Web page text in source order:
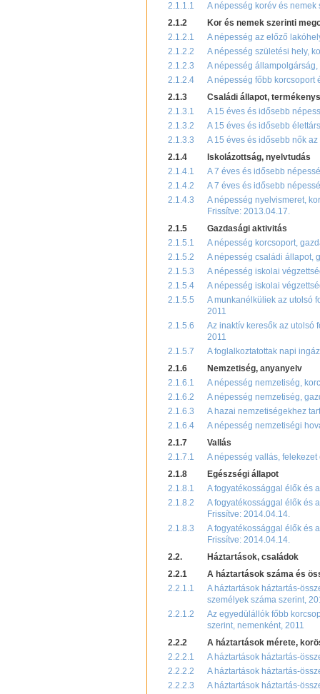
2.1.1.1
A népesség korév és
2.1.2
Kor és nemek szerinti
2.1.2.1
A népesség az előző
2.1.2.2
A népesség születési hely,
2.1.2.3
A népesség
2.1.2.4
A népesség főbb korcsoport
2.1.3
Családi állapot,
2.1.3.1
A 15 éves és idősebb
2.1.3.2
A 15 éves és idősebb
2.1.3.3
A 15 éves és idősebb nők
2.1.4
Iskolázottság, nyelvtudás
2.1.4.1
A 7 éves és idősebb
2.1.4.2
A 7 éves és idősebb
2.1.4.3
A népesség nyelvismeret,
Frissítve: 2013.04.17.
2.1.5
Gazdasági aktivitás
2.1.5.1
A népesség korcsoport,
2.1.5.2
A népesség családi állapot,
2.1.5.3
A népesség iskolai
2.1.5.4
A népesség iskolai
2.1.5.5
A munkanélküliek az utolsó
2011
2.1.5.6
Az inaktív keresők az utolsó
2011
2.1.5.7
A foglalkoztatottak napi
2.1.6
Nemzetiség, anyanyelv
2.1.6.1
A népesség nemzetiség,
2.1.6.2
A népesség nemzetiség,
2.1.6.3
A hazai nemzetiségekhez
2.1.6.4
A népesség nemzetiségi
2.1.7
Vallás
2.1.7.1
A népesség vallás,
2.1.8
Egészségi állapot
2.1.8.1
A fogyatékossággal élők és
2.1.8.2
A fogyatékossággal élők és
Frissítve: 2014.04.14.
2.1.8.3
A fogyatékossággal élők és
Frissítve: 2014.04.14.
2.2.
Háztartások, családok
2.2.1
A háztartások száma és
2.2.1.1
A háztartások háztartás-
személyek száma szerint,
2.2.1.2
Az egyedülállók főbb
szerint, nemenként, 2011
2.2.2
A háztartások mérete,
2.2.2.1
A háztartások háztartás-
2.2.2.2
A háztartások háztartás-
2.2.2.3
A háztartások háztartás-